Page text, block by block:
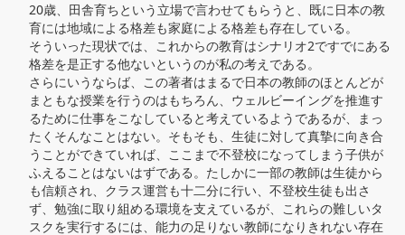
20歳、田舎育ちという立場で言わせてもらうと、既に日本の教
育には地域による格差も家庭による格差も存在している。
そういった現状では、これからの教育はシナリオ2ですでにある
格差を是正する他ないというのが私の考えである。
さらにいうならば、この著者はまるで日本の教師のほとんどが
まともな授業を行うのはもちろん、ウェルビーイングを推進す
るために仕事をこなしていると考えているようであるが、まっ
たくそんなことはない。そもそも、生徒に対して真摯に向き合
うことができていれば、ここまで不登校になってしまう子供が
ふえることはないはずである。たしかに一部の教師は生徒から
も信頼され、クラス運営も十二分に行い、不登校生徒も出さ
ず、勉強に取り組める環境を支えているが、これらの難しいタ
スクを実行するには、能力の足りない教師になりきれない存在